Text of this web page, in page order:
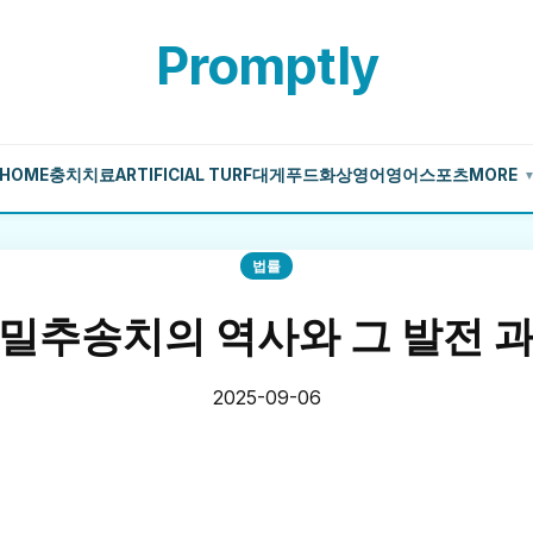
Promptly
충치치료ARTIFICIAL TURF대게 푸드화상영어 영어 스포츠MORE
법률
추송치의 역사와 그 발전
2025-09-06